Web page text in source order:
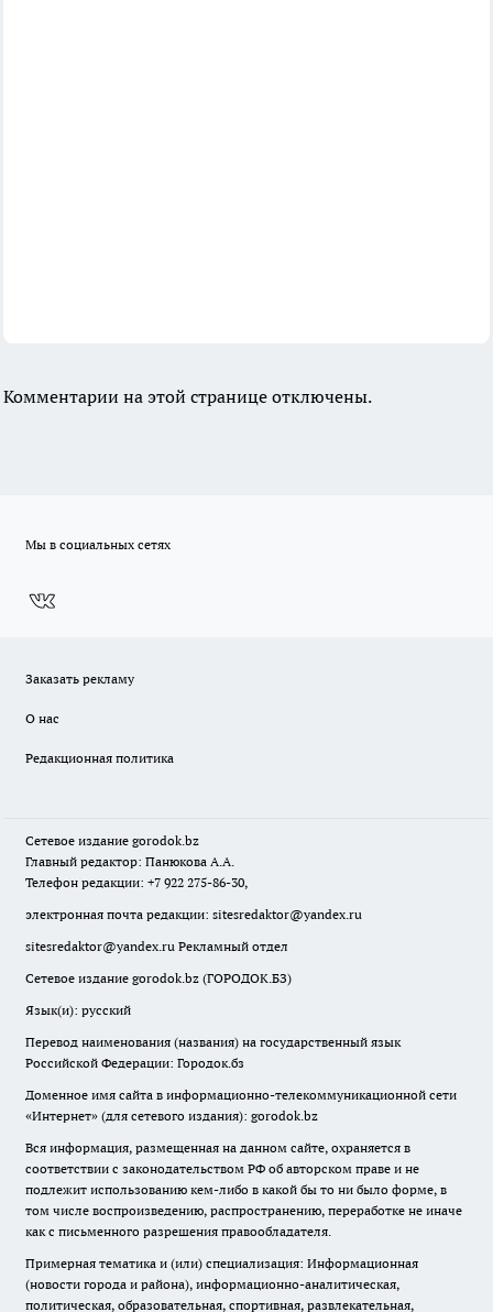
Комментарии на этой странице отключены.
Мы в социальных сетях
Заказать рекламу
О нас
Редакционная политика
Сетевое издание gorodok.bz
Главный редактор: Панюкова А.А.
Телефон редакции: +7 922 275-86-30,
электронная почта редакции: sitesredaktor@yandex.ru
sitesredaktor@yandex.ru Рекламный отдел
Сетевое издание gorodok.bz (ГОРОДОК.БЗ)
Язык(и): русский
Перевод наименования (названия) на государственный язык
Российской Федерации: Городок.бз
Доменное имя сайта в информационно-телекоммуникационной сети
«Интернет» (для сетевого издания): gorodok.bz
Вся информация, размещенная на данном сайте, охраняется в
соответствии с законодательством РФ об авторском праве и не
подлежит использованию кем-либо в какой бы то ни было форме, в
том числе воспроизведению, распространению, переработке не иначе
как с письменного разрешения правообладателя.
Примерная тематика и (или) специализация: Информационная
(новости города и района), информационно-аналитическая,
политическая, образовательная, спортивная, развлекательная,